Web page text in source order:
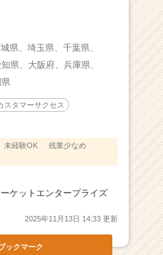
ックマーク
県、 埼玉県、 千葉県、
県、 大阪府、 兵庫県、
スタマーサクセス
未経験OK
残業少なめ
ケットエンタープライズ
2025年11月13日 14:33 更新